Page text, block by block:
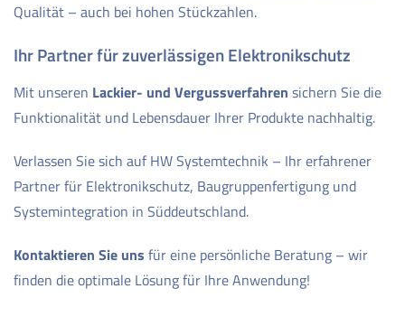
Qualität – auch bei hohen Stückzahlen.
Ihr Partner für zuverlässigen Elektronikschutz
Mit unseren Lackier- und Vergussverfahren sichern Sie die
Funktionalität und Lebensdauer Ihrer Produkte nachhaltig.
Verlassen Sie sich auf HW Systemtechnik – Ihr erfahrener
Partner für Elektronikschutz, Baugruppenfertigung und
Systemintegration in Süddeutschland.
Kontaktieren Sie uns für eine persönliche Beratung – wir
finden die optimale Lösung für Ihre Anwendung!